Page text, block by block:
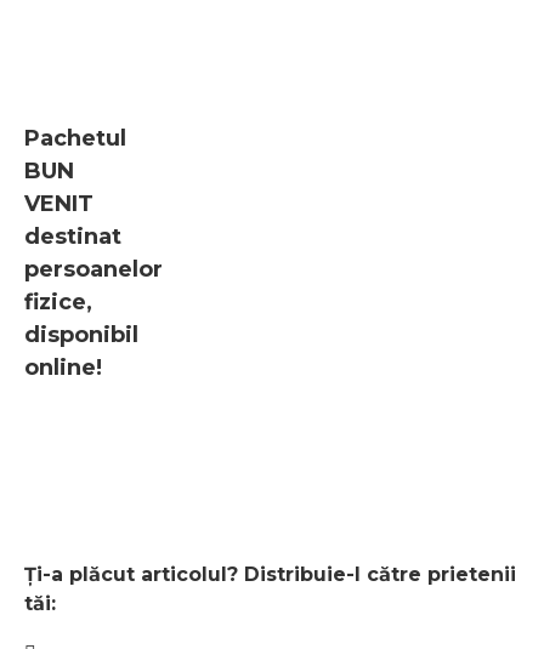
Pachetul
BUN
VENIT
destinat
persoanelor
fizice,
disponibil
online!
Ți-a plăcut articolul? Distribuie-l către prietenii
tăi: